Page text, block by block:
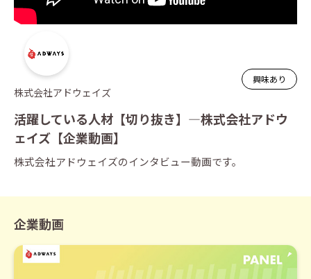
興味あり
株式会社アドウェイズ
活躍している人材【切り抜き】―株式会社アドウ
ェイズ【企業動画】
株式会社アドウェイズのインタビュー動画です。
企業動画